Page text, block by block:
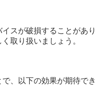
スが破損することがあり
取り扱いましょう。
、以下の効果が期待でき